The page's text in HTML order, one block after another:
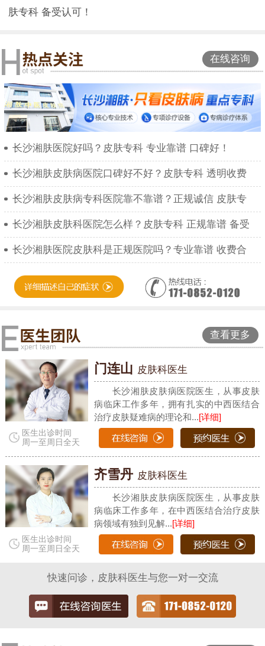
肤专科 备受认可！
在线咨询
长沙湘肤医院好吗？皮肤专科 专业靠谱 口碑好！
长沙湘肤皮肤病医院口碑好不好？皮肤专科 透明收费
长沙湘肤皮肤病专科医院靠不靠谱？正规诚信 皮肤专
长沙湘肤皮肤科医院怎么样？皮肤专科 正规靠谱 备受
长沙湘肤医院皮肤科是正规医院吗？专业靠谱 收费合
查看更多
医生出诊时间
周一至周日全天
门连山 皮肤科医生
长沙湘肤皮肤病医院医生，从事皮肤
病临床工作多年，拥有扎实的中西医结合
治疗皮肤疑难病的理论和...[详细]
医生出诊时间
周一至周日全天
齐雪丹 皮肤科医生
长沙湘肤皮肤病医院医生，从事皮肤
病临床工作多年，在中西医结合治疗皮肤
病领域有独到见解...[详细]
快速问诊，皮肤科医生与您一对一交流